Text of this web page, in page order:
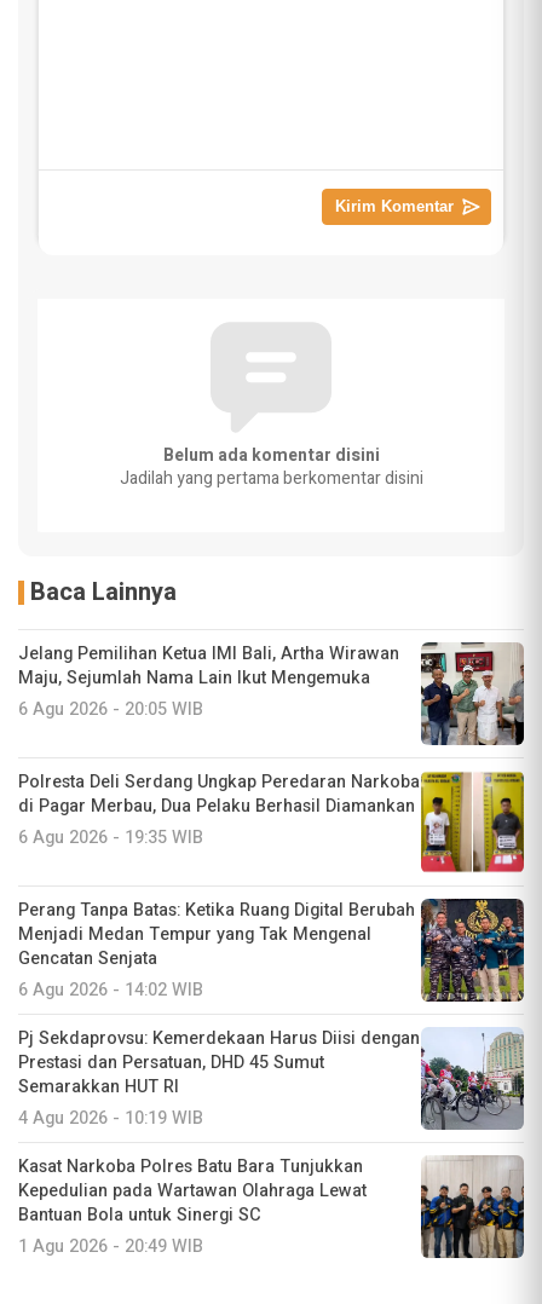
Belum ada komentar disini
Jadilah yang pertama berkomentar disini
Baca Lainnya
Jelang Pemilihan Ketua IMI Bali, Artha Wirawan
Maju, Sejumlah Nama Lain Ikut Mengemuka
6 Agu 2026 - 20:05 WIB
Polresta Deli Serdang Ungkap Peredaran Narkoba
di Pagar Merbau, Dua Pelaku Berhasil Diamankan
6 Agu 2026 - 19:35 WIB
Perang Tanpa Batas: Ketika Ruang Digital Berubah
Menjadi Medan Tempur yang Tak Mengenal
Gencatan Senjata
6 Agu 2026 - 14:02 WIB
Pj Sekdaprovsu: Kemerdekaan Harus Diisi dengan
Prestasi dan Persatuan, DHD 45 Sumut
Semarakkan HUT RI
4 Agu 2026 - 10:19 WIB
Kasat Narkoba Polres Batu Bara Tunjukkan
Kepedulian pada Wartawan Olahraga Lewat
Bantuan Bola untuk Sinergi SC
1 Agu 2026 - 20:49 WIB